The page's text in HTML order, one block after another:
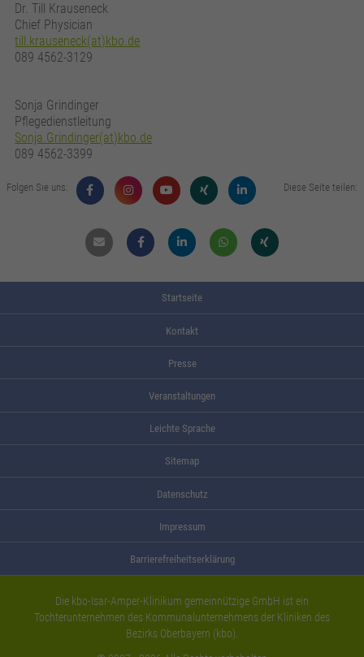
Dr. Till Krauseneck
Chief Physician
till.krauseneck(at)kbo.de
089 4562-3129
Sonja Grindinger
Pflegedienstleitung
Sonja.Grindinger(at)kbo.de
089 4562-3399
Folgen Sie uns: Diese Seite teilen:
Mail FacebookLinkdin WhatsappXing
Startseite
Kontakt
Presse
Veranstaltungen
Leichte Sprache
Sitemap
Datenschutz
Impressum
Barrierefreiheitserklärung
Die kbo-Isar-Amper-Klinikum gemeinnützige GmbH ist ein
Tochterunternehmen des Kommunalunternehmens der Kliniken des
Bezirks Oberbayern (kbo).